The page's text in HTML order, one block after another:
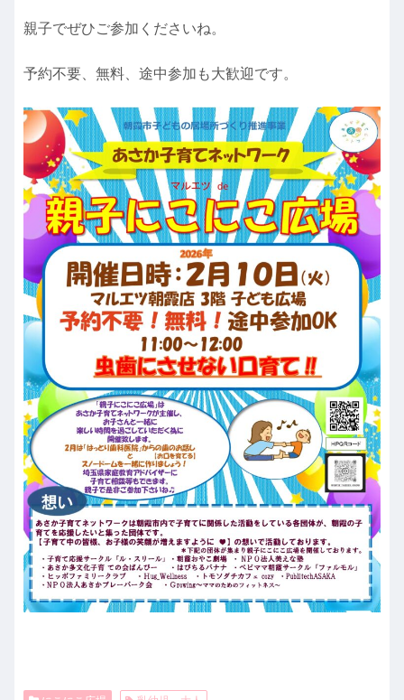
親子でぜひご参加くださいね。
予約不要、無料、途中参加も大歓迎です。